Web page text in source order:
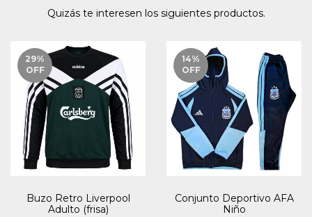
Quizás te interesen los siguientes productos.
29%
OFF
Buzo Retro Liverpool
Adulto (frisa)
14%
OFF
Conjunto Deportivo AFA
Niño